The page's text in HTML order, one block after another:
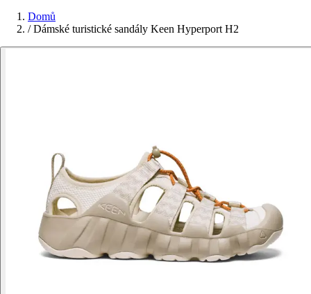
Domů
/ Dámské turistické sandály Keen Hyperport H2